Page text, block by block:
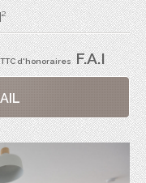
d'honorairesF.A.I